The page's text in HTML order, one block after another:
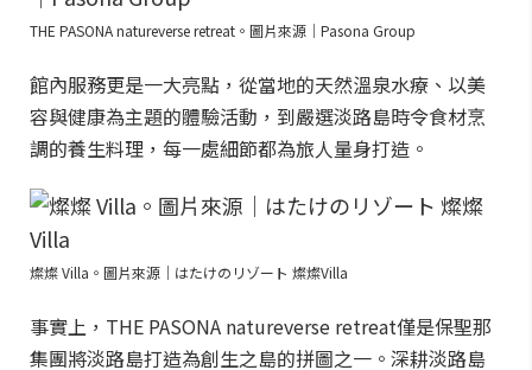
THE PASONA natureverse retreat。圖片來源｜Pasona Group
館內服務更是一大亮點，從當地的天然溫泉水療、以美
容與健康為主題的體驗活動，到嚴選淡路島時令食材烹
調的養生料理，每一處細節都為旅人量身打造。
燦燦 Villa。圖片來源｜はたけのリゾート 燦燦Villa
事實上，THE PASONA natureverse retreat僅是保聖那
集團將淡路島打造為創生之島的拼圖之一。深耕淡路島